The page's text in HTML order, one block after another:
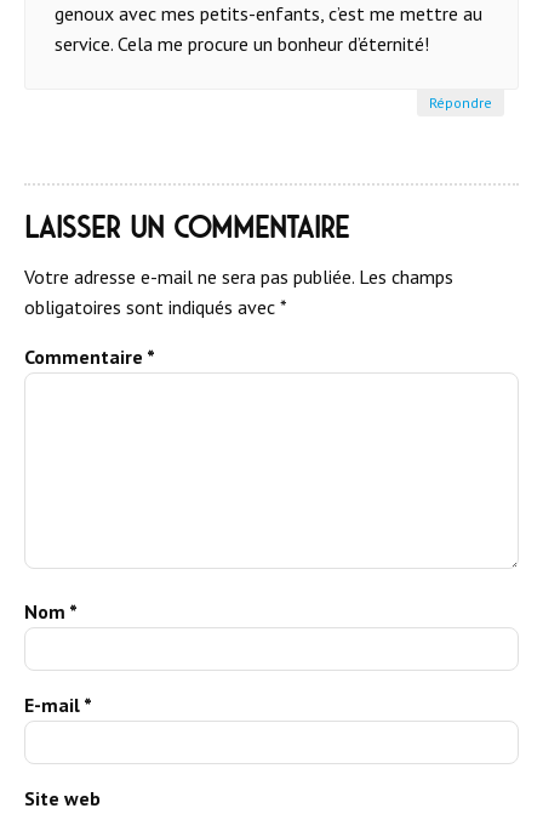
genoux avec mes petits-enfants, c’est me mettre au
service. Cela me procure un bonheur d’éternité!
Répondre
Laisser un commentaire
Votre adresse e-mail ne sera pas publiée. Les champs
obligatoires sont indiqués avec *
Commentaire *
Nom *
E-mail *
Site web